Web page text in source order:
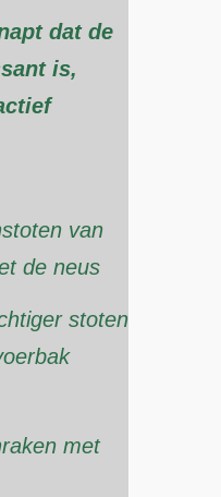
dat de
is,
van
de neus
stoten
met